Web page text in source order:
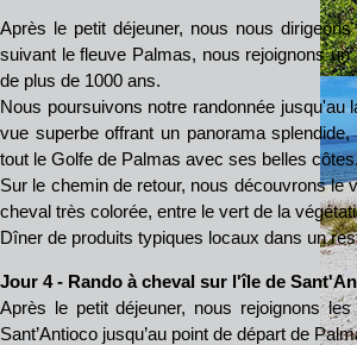
Après le petit déjeuner, nous nous
suivant le fleuve Palmas, nous rejoignons
de plus de 1000 ans.
Nous poursuivons notre randonnée jusqu'au
vue superbe offrant un panorama
tout le Golfe de Palmas avec ses belles
Sur le chemin de retour, nous découvrons le
cheval très colorée, entre le vert de la
Dîner de produits typiques locaux dans un
Jour 4 - Rando à cheval sur l'île de
Après le petit déjeuner, nous rejoignons
Sant’Antioco jusqu’au point de départ de